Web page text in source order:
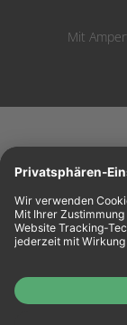
Mit